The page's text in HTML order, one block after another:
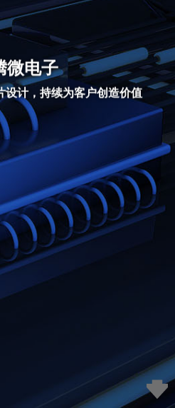
微电子
设计，持续为客户创造价值